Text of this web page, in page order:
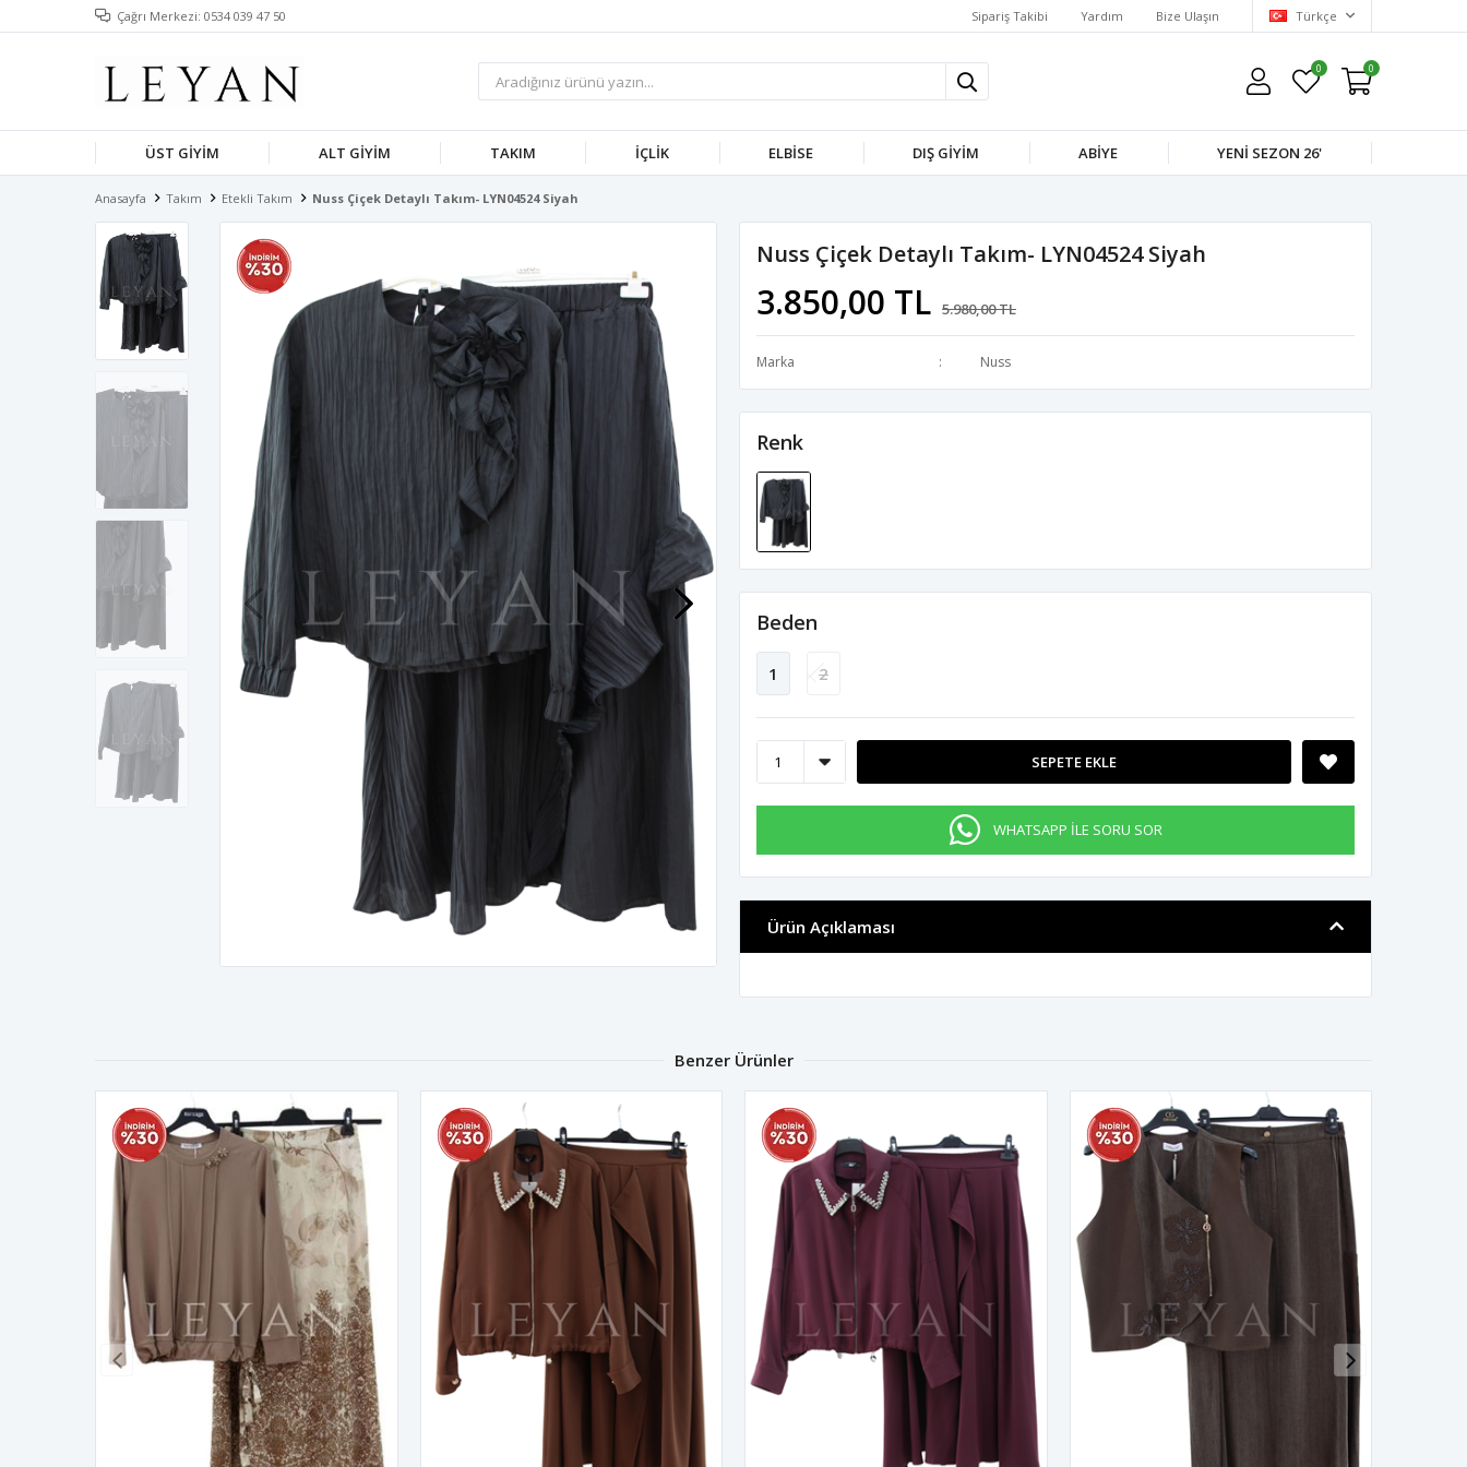
Çağrı Merkezi: 0534 039 47 50 Sipariş Takibi Yardım Bize Ulaşın Türkçe
0 0
ÜST GIYIM ALT GIYIM TAKIM İÇLIK ELBISE DIŞ GIYIM ABIYE YENI SEZON 26'
Anasayfa Takım Etekli Takım Nuss Çiçek Detaylı Takım- LYN04524 Siyah
Nuss Çiçek Detaylı Takım- LYN04524 Siyah
3.850,00 TL 5.980,00 TL
Marka Nuss
Renk
Beden
1 2
SEPETE EKLE
WHATSAPP İLE SORU SOR
Ürün Açıklaması
Benzer Ürünler